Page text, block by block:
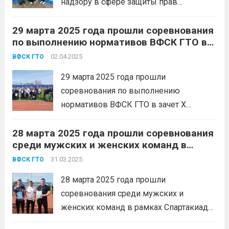
по Краснодарскому краю выполнили
нормативы ВФСК «Готов к труду и
обороне»! Участницы прошли
возрастной ступени. Мы увидели
невероятные усилия...
29 марта 2025 года прошли соревнования
по выполнению нормативов ВФСК ГТО в
зачет X Сельских спортивных игр МО
ВФСК ГТО 02.04.2025
29 марта 2025 года прошли
соревнования по выполнению
нормативов ВФСК ГТО в зачет X
Белореченский район в 2025 году. В
минувшие выходные жители сельских
поселений собрались, чтобы
подготовленность и стремление к
здоровому образу...
28 марта 2025 года прошли соревнования
среди мужских и женских команд в
рамках Спартакиады предприятий,
Белореченский район, включающие в
себя выполнение нормативов ВФСК ГТО.
ВФСК ГТО 31.03.2025
28 марта 2025 года прошли
соревнования среди мужских и
женских команд в рамках Спартакиады